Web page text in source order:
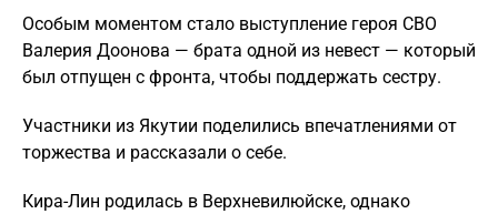
Особым моментом стало выступление героя СВО
Валерия Доонова — брата одной из невест — который
был отпущен с фронта, чтобы поддержать сестру.
Участники из Якутии поделились впечатлениями от
торжества и рассказали о себе.
Кира-Лин родилась в Верхневилюйске, однако